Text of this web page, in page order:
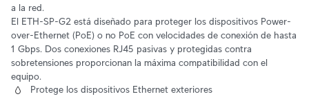
a la red.
El ETH-SP-G2 está diseñado para proteger los dispositivos Power-
over-Ethernet (PoE) o no PoE con velocidades de conexión de hasta
1 Gbps. Dos conexiones RJ45 pasivas y protegidas contra
sobretensiones proporcionan la máxima compatibilidad con el
equipo.
Protege los dispositivos Ethernet exteriores